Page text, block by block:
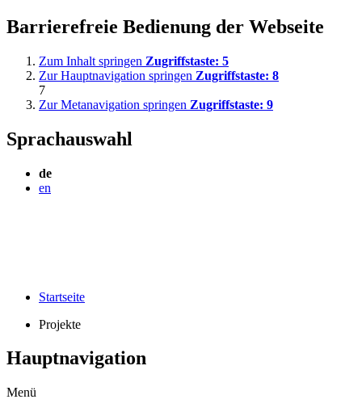
Barrierefreie Bedienung der Webseite
Zum Inhalt springen Zugriffstaste: 5
Zur Hauptnavigation springen Zugriffstaste: 8
7
Zur Metanavigation springen Zugriffstaste: 9
Sprachauswahl
de
en
Startseite
Projekte
Hauptnavigation
Menü